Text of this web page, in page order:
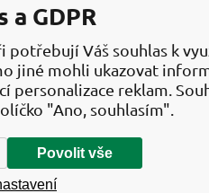
vápníku, navrací pružnost
rychle probíhající procesy
„létají v oblacích", v jejich
napětí probíhající v oněch
těla nebo ho na ni položit
elixíru
proti nočnímu neklidu
a GDPR
potřebují Váš souhlas k
jiné mohli ukazovat
personalizace reklam.
"Ano, souhlasím".
Povolit vše